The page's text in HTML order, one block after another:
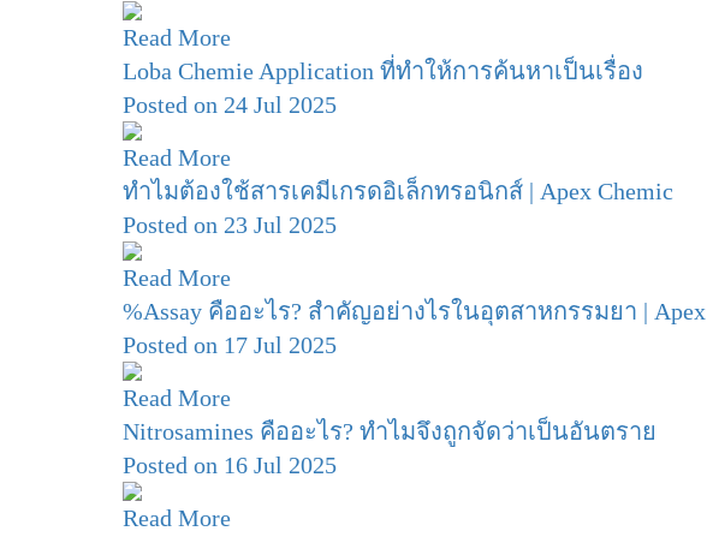
Read More
Loba Chemie Application ที่ทำให้การค้นหาเป็นเรื่อง
Posted on 24 Jul 2025
Read More
ทำไมต้องใช้สารเคมีเกรดอิเล็กทรอนิกส์ | Apex Chemic
Posted on 23 Jul 2025
Read More
%Assay คืออะไร? สำคัญอย่างไรในอุตสาหกรรมยา | Apex
Posted on 17 Jul 2025
Read More
Nitrosamines คืออะไร? ทำไมจึงถูกจัดว่าเป็นอันตราย
Posted on 16 Jul 2025
Read More